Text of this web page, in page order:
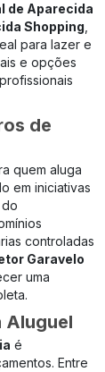
de Aparecida
Shopping
para lazer e
e opções
de
quem aluga
em iniciativas
controladas
Garavelo
uma
Aluguel
é
Entre